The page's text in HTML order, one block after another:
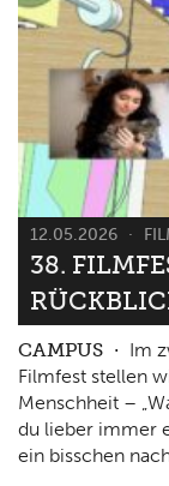
12.05.2026
38.
CAMPUS
Im
Filmfest stellen
Menschheit –
du lieber immer
ein bisschen